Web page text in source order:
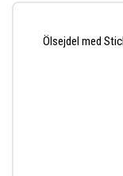
Ölsejdel med